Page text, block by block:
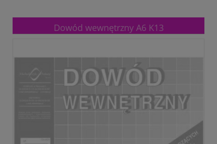
Dowód wewnętrzny A6 K13